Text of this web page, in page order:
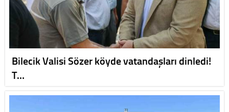
Bilecik Valisi Sözer köyde vatandaşları dinledi!
T…